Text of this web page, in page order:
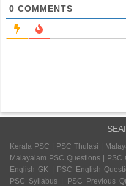
0 COMMENTS
Kerala PSC | PSC Thulasi |
Malayalam PSC Questions |
English GK | PSC English
PSC Syllabus | PSC Previous